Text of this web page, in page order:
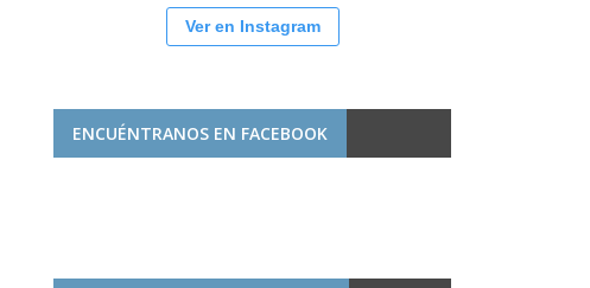
Ver en Instagram
ENCUÉNTRANOS EN FACEBOOK